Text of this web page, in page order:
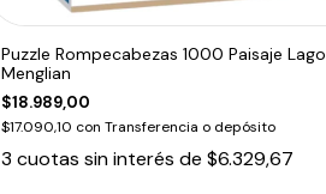
Puzzle Rompecabezas 1000 Paisaje Lago
Menglian
$18.989,00
$17.090,10 con Transferencia o depósito
3 cuotas sin interés de $6.329,67